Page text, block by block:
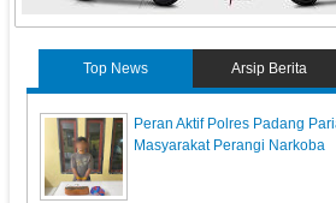
Top News Arsip Berita
Peran Aktif Polres Padang
Masyarakat Perangi Narkoba